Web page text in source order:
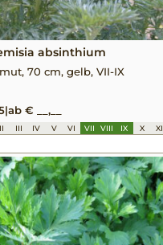
absinthium
70 cm, gelb, VII-IX
|ab € __,__
II III IV V VI VII VIII IX X XI